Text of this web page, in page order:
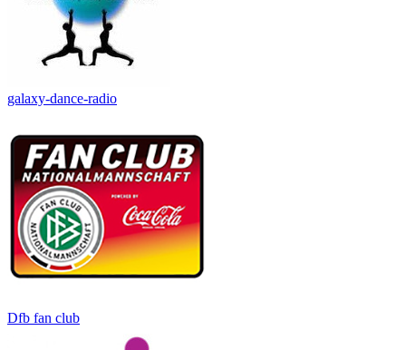
galaxy-dance-radio
Dfb fan club